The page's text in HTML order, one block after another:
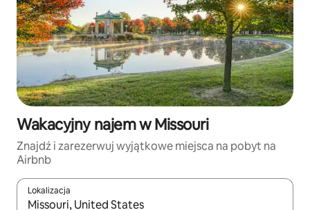
Wakacyjny najem w Missouri
Znajdź i zarezerwuj wyjątkowe miejsca na pobyt na
Airbnb
Lokalizacja
Gdy wyniki będą dostępne, możesz poruszać się po nich za